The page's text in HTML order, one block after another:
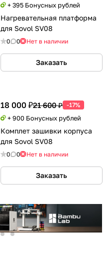
+ 395 Бонусных рублей
Нагревательная платформа
для Sovol SV08
0 0 Нет в наличии
Заказать
18 000 ₽21 600 ₽ -17%
+ 900 Бонусных рублей
Комплет зашивки корпуса
для Sovol SV08
0 0 Нет в наличии
Заказать